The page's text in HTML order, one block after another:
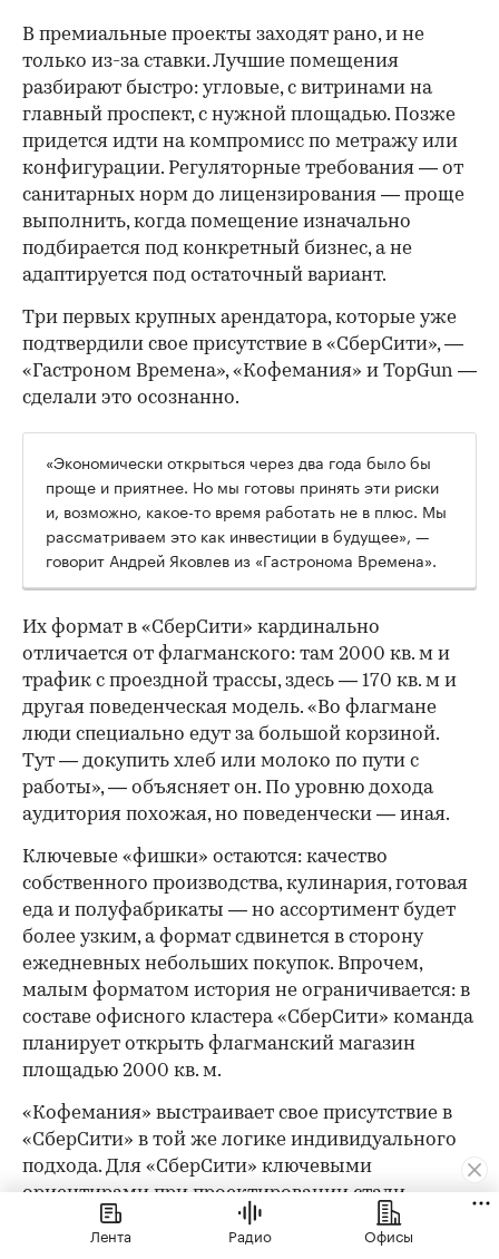
В премиальные проекты заходят рано, и не
только из-за ставки. Лучшие помещения
разбирают быстро: угловые, с витринами на
главный проспект, с нужной площадью. Позже
придется идти на компромисс по метражу или
конфигурации. Регуляторные требования — от
санитарных норм до лицензирования — проще
выполнить, когда помещение изначально
подбирается под конкретный бизнес, а не
адаптируется под остаточный вариант.
Три первых крупных арендатора, которые уже
подтвердили свое присутствие в «СберСити», —
«Гастроном Времена», «Кофемания» и TopGun —
сделали это осознанно.
«Экономически открыться через два года было бы
проще и приятнее. Но мы готовы принять эти риски
и, возможно, какое-то время работать не в плюс. Мы
рассматриваем это как инвестиции в будущее», —
говорит Андрей Яковлев из «Гастронома Времена».
Их формат в «СберСити» кардинально
отличается от флагманского: там 2000 кв. м и
трафик с проездной трассы, здесь — 170 кв. м и
другая поведенческая модель. «Во флагмане
люди специально едут за большой корзиной.
Тут — докупить хлеб или молоко по пути с
работы», — объясняет он. По уровню дохода
аудитория похожая, но поведенчески — иная.
Ключевые «фишки» остаются: качество
собственного производства, кулинария, готовая
еда и полуфабрикаты — но ассортимент будет
более узким, а формат сдвинется в сторону
ежедневных небольших покупок. Впрочем,
малым форматом история не ограничивается: в
составе офисного кластера «СберСити» команда
планирует открыть флагманский магазин
площадью 2000 кв. м.
«Кофемания» выстраивает свое присутствие в
«СберСити» в той же логике индивидуального
подхода. Для «СберСити» ключевыми
ориентирами при проектировании стали
технологичность решений, функциональность и
лаконичность форм. «В данный момент мы
Лента Радио Офисы